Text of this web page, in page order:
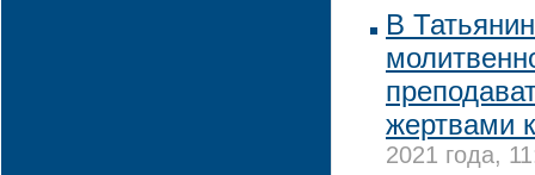
В
жертвами
2021 года,